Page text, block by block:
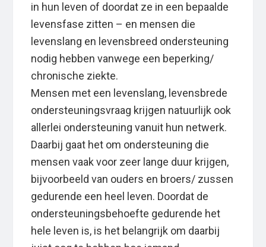
in hun leven of doordat ze in een bepaalde
levensfase zitten – en mensen die
levenslang en levensbreed ondersteuning
nodig hebben vanwege een beperking/
chronische ziekte.
Mensen met een levenslang, levensbrede
ondersteuningsvraag krijgen natuurlijk ook
allerlei ondersteuning vanuit hun netwerk.
Daarbij gaat het om ondersteuning die
mensen vaak voor zeer lange duur krijgen,
bijvoorbeeld van ouders en broers/ zussen
gedurende een heel leven. Doordat de
ondersteuningsbehoefte gedurende het
hele leven is, is het belangrijk om daarbij